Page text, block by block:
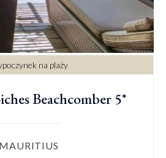
na plaży
Beachcomber 5*
MAURITIUS